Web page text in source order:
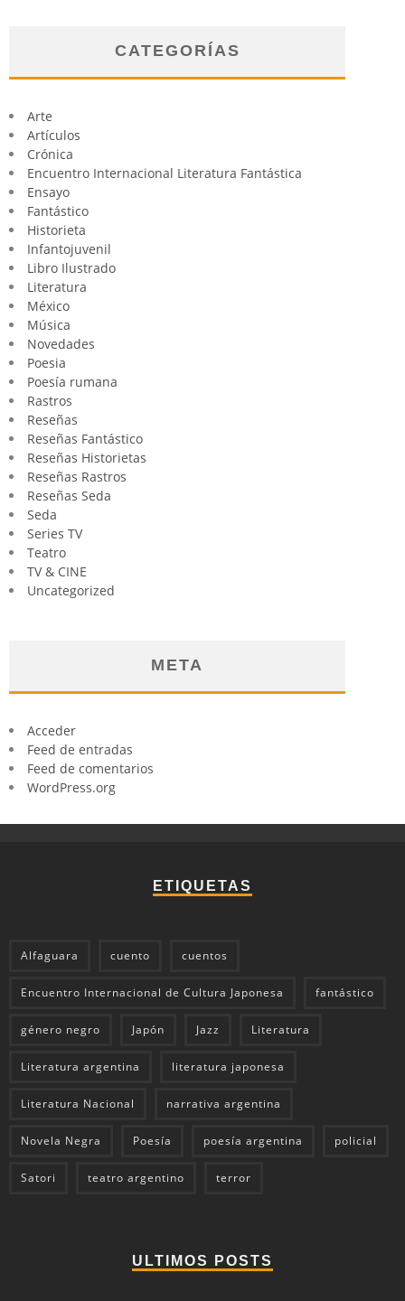
CATEGORÍAS
Arte
Artículos
Crónica
Encuentro Internacional Literatura Fantástica
Ensayo
Fantástico
Historieta
Infantojuvenil
Libro Ilustrado
Literatura
México
Música
Novedades
Poesia
Poesía rumana
Rastros
Reseñas
Reseñas Fantástico
Reseñas Historietas
Reseñas Rastros
Reseñas Seda
Seda
Series TV
Teatro
TV & CINE
Uncategorized
META
Acceder
Feed de entradas
Feed de comentarios
WordPress.org
ETIQUETAS
Alfaguara cuento cuentos
Encuentro Internacional de Cultura Japonesa fantástico
género negro Japón Jazz Literatura
Literatura argentina literatura japonesa
Literatura Nacional narrativa argentina
Novela Negra Poesía poesía argentina policial
Satori teatro argentino terror
ULTIMOS POSTS